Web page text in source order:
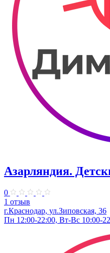
Азарляндия.
0
1 отзыв
г.Краснодар, ул.Зиповская, 36
Пн 12:00-22:00, Вт-Вс 10:00-